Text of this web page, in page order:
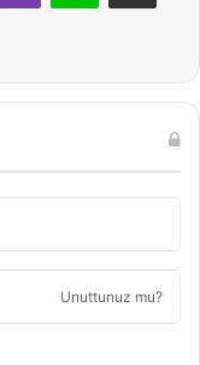
Unuttunuz mu?